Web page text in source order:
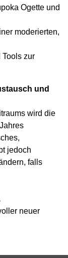
Ogette und
moderierten,
zur
und
wird die
jedoch
falls
neuer